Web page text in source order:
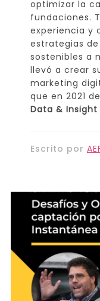
optimizar la
fundaciones.
experiencia y
estrategias
sostenibles a
llevó a crear
marketing
que en 2021
Data & Insight
Escrito por